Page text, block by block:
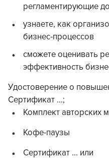
регламентирующие
узнаете, как
бизнес-процессов
сможете оценивать
эффективность
Удостоверение о
Сертификат ...;
Комплект авторских
Кофе-паузы
Сертификат ... или